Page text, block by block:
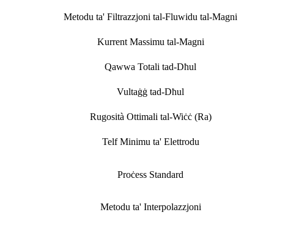
Metodu ta' Filtrazzjoni tal-Fluwidu tal-Magni
Kurrent Massimu tal-Magni
Qawwa Totali tad-Dħul
Vultaġġ tad-Dħul
Rugosità Ottimali tal-Wiċċ (Ra)
Telf Minimu ta' Elettrodu
Proċess Standard
Metodu ta' Interpolazzjoni